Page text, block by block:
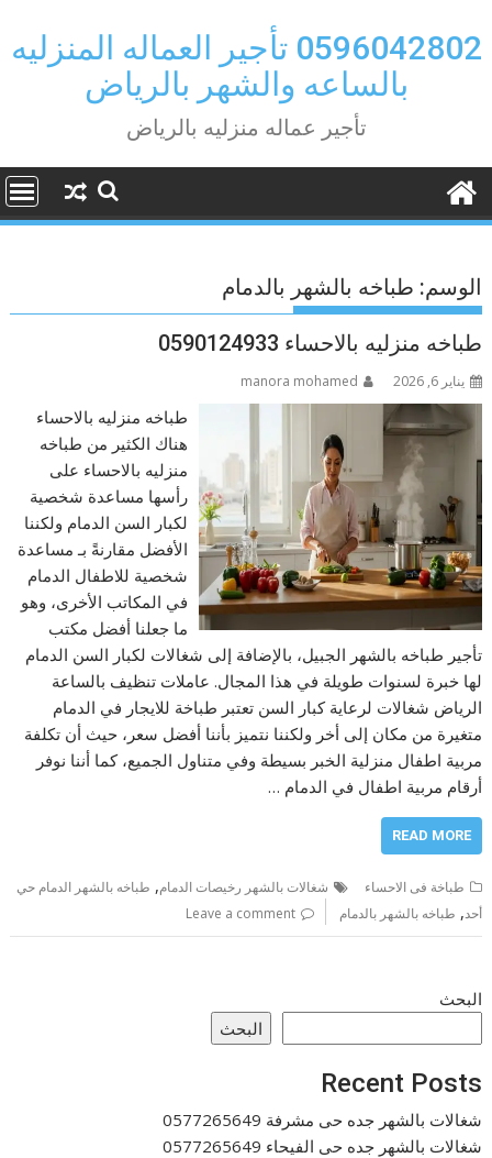
to
content
0596042802 تأجير العماله المنزليه
بالساعه والشهر بالرياض
تأجير عماله منزليه بالرياض
الوسم: طباخه بالشهر بالدمام
طباخه منزليه بالاحساء 0590124933
يناير 6, 2026 manora mohamed
طباخه منزليه بالاحساء
هناك الكثير من طباخه
منزليه بالاحساء على
رأسها مساعدة شخصية
لكبار السن الدمام ولكننا
الأفضل مقارنةً بـ مساعدة
شخصية للاطفال الدمام
في المكاتب الأخرى، وهو
ما جعلنا أفضل مكتب
تأجير طباخه بالشهر الجبيل، بالإضافة إلى شغالات لكبار السن الدمام
لها خبرة لسنوات طويلة في هذا المجال. عاملات تنظيف بالساعة
الرياض شغالات لرعاية كبار السن تعتبر طباخة للايجار في الدمام
متغيرة من مكان إلى أخر ولكننا نتميز بأننا أفضل سعر، حيث أن تكلفة
مربية اطفال منزلية الخبر بسيطة وفي متناول الجميع، كما أننا نوفر
أرقام مربية اطفال في الدمام …
READ MORE
طباخة فى الاحساء شغالات بالشهر رخيصات الدمام, طباخه بالشهر الدمام حي
أحد, طباخه بالشهر بالدمام Leave a comment
البحث
البحث
Recent Posts
شغالات بالشهر جده حى مشرفة 0577265649
شغالات بالشهر جده حى الفيحاء 0577265649